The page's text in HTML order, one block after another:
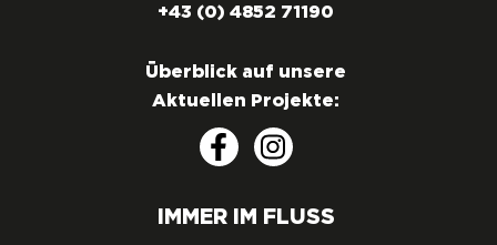
+43 (0) 4852 71190
Überblick auf unsere
Aktuellen Projekte:
IMMER IM FLUSS